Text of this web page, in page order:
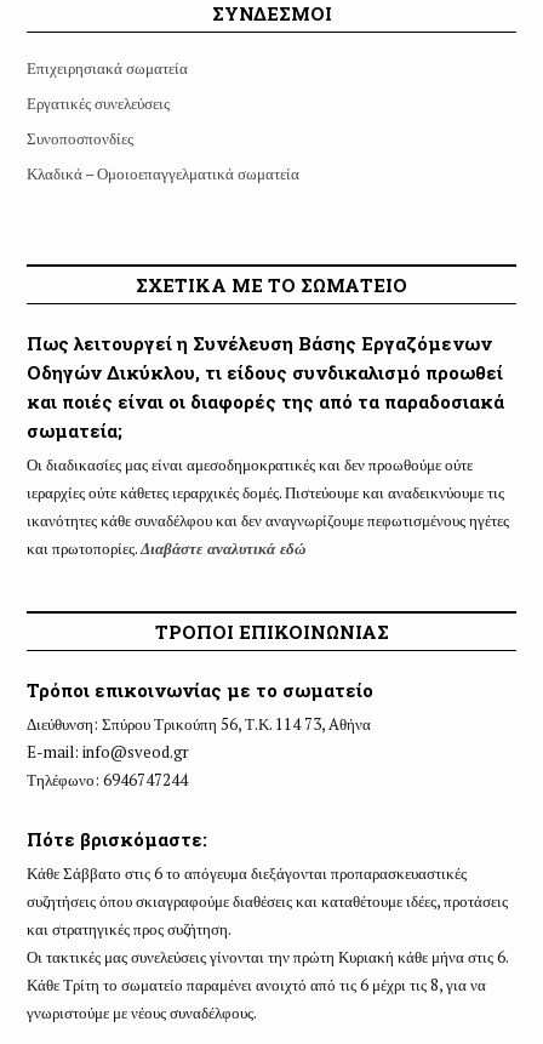
ΣΥΝΔΕΣΜΟΙ
Επιχειρησιακά σωματεία
Εργατικές συνελεύσεις
Συνοποσπονδίες
Κλαδικά – Ομοιοεπαγγελματικά σωματεία
ΣΧΕΤΙΚΑ ΜΕ ΤΟ ΣΩΜΑΤΕΙΟ
Πως λειτουργεί η Συνέλευση Βάσης Εργαζόμενων
Οδηγών Δικύκλου, τι είδους συνδικαλισμό προωθεί
και ποιές είναι οι διαφορές της από τα παραδοσιακά
σωματεία;
Οι διαδικασίες μας είναι αμεσοδημοκρατικές και δεν προωθούμε ούτε
ιεραρχίες ούτε κάθετες ιεραρχικές δομές. Πιστεύουμε και αναδεικνύουμε τις
ικανότητες κάθε συναδέλφου και δεν αναγνωρίζουμε πεφωτισμένους ηγέτες
και πρωτοπορίες.Διαβάστε αναλυτικά εδώ
ΤΡΟΠΟΙ ΕΠΙΚΟΙΝΩΝΙΑΣ
Τρόποι επικοινωνίας με το σωματείο
Διεύθυνση: Σπύρου Τρικούπη 56, Τ.Κ. 114 73, Aθήνα
E-mail: info@sveod.gr
Τηλέφωνο: 6946747244
Πότε βρισκόμαστε:
Κάθε Σάββατο στις 6 το απόγευμα διεξάγονται προπαρασκευαστικές
συζητήσεις όπου σκιαγραφούμε διαθέσεις και καταθέτουμε ιδέες, προτάσεις
και στρατηγικές προς συζήτηση.
Οι τακτικές μας συνελεύσεις γίνονται την πρώτη Κυριακή κάθε μήνα στις 6.
Κάθε Τρίτη το σωματείο παραμένει ανοιχτό από τις 6 μέχρι τις 8, για να
γνωριστούμε με νέους συναδέλφους.